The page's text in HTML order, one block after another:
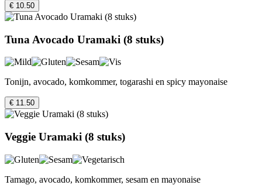
€ 10.50
Tuna Avocado Uramaki (8 stuks)
Tonijn, avocado, komkommer, togarashi en spicy mayonaise
€ 11.50
Veggie Uramaki (8 stuks)
Tamago, avocado, komkommer, sesam en mayonaise